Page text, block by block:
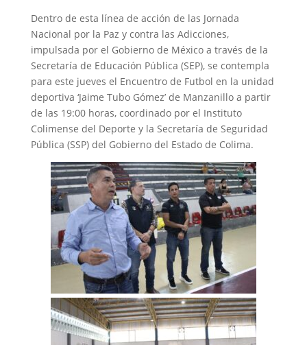
Dentro de esta línea de acción de las Jornada
Nacional por la Paz y contra las Adicciones,
impulsada por el Gobierno de México a través de la
Secretaría de Educación Pública (SEP), se contempla
para este jueves el Encuentro de Futbol en la unidad
deportiva ‘Jaime Tubo Gómez’ de Manzanillo a partir
de las 19:00 horas, coordinado por el Instituto
Colimense del Deporte y la Secretaría de Seguridad
Pública (SSP) del Gobierno del Estado de Colima.